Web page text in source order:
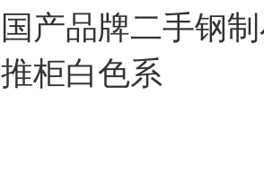
国产品牌二手钢
推柜白色系